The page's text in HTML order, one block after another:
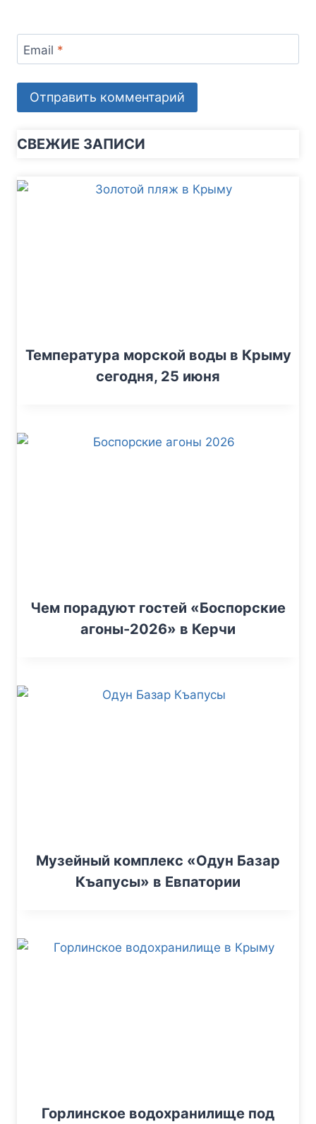
Email *
СВЕЖИЕ ЗАПИСИ
Температура морской воды в Крыму
сегодня, 25 июня
Чем порадуют гостей «Боспорские
агоны-2026» в Керчи
Музейный комплекс «Одун Базар
Къапусы» в Евпатории
Горлинское водохранилище под